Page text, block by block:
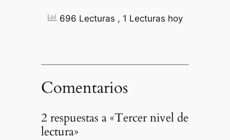
696 Lecturas , 1 Lecturas hoy
Comentarios
2 respuestas a «Tercer nivel de
lectura»